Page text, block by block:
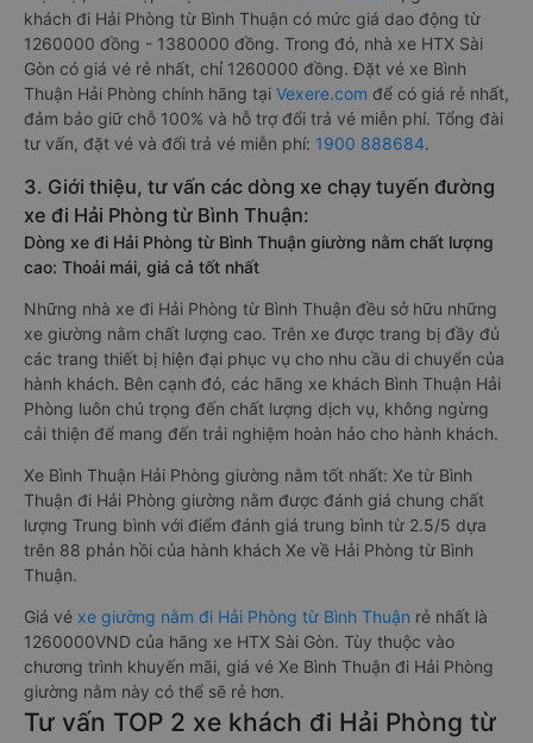
khách đi Hải Phòng từ Bình Thuận có mức giá dao động từ
1260000 đồng - 1380000 đồng. Trong đó, nhà xe HTX Sài
Gòn có giá vé rẻ nhất, chỉ 1260000 đồng. Đặt vé xe Bình
Thuận Hải Phòng chính hãng tại Vexere.com để có giá rẻ nhất,
đảm bảo giữ chỗ 100% và hỗ trợ đổi trả vé miễn phí. Tổng đài
tư vấn, đặt vé và đổi trả vé miễn phí: 1900 888684.
3. Giới thiệu, tư vấn các dòng xe chạy tuyến đường
xe đi Hải Phòng từ Bình Thuận:
Dòng xe đi Hải Phòng từ Bình Thuận giường nằm chất lượng
cao: Thoải mái, giá cả tốt nhất
Những nhà xe đi Hải Phòng từ Bình Thuận đều sở hữu những
xe giường nằm chất lượng cao. Trên xe được trang bị đầy đủ
các trang thiết bị hiện đại phục vụ cho nhu cầu di chuyển của
hành khách. Bên cạnh đó, các hãng xe khách Bình Thuận Hải
Phòng luôn chú trọng đến chất lượng dịch vụ, không ngừng
cải thiện để mang đến trải nghiệm hoàn hảo cho hành khách.
Xe Bình Thuận Hải Phòng giường nằm tốt nhất: Xe từ Bình
Thuận đi Hải Phòng giường nằm được đánh giá chung chất
lượng Trung bình với điểm đánh giá trung bình từ 2.5/5 dựa
trên 88 phản hồi của hành khách Xe về Hải Phòng từ Bình
Thuận.
Giá vé xe giường nằm đi Hải Phòng từ Bình Thuận rẻ nhất là
1260000VND của hãng xe HTX Sài Gòn. Tùy thuộc vào
chương trình khuyến mãi, giá vé Xe Bình Thuận đi Hải Phòng
giường nằm này có thể sẽ rẻ hơn.
Tư vấn TOP 2 xe khách đi Hải Phòng từ